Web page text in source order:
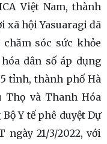
Việt Nam, thành
xã hội Yasuaragi đã
sóc sức khỏe
dân số áp dụng
tỉnh, thành phố Hà
Thọ và Thanh Hóa
Y tế phê duyệt Dự
ngày 21/3/2022, với